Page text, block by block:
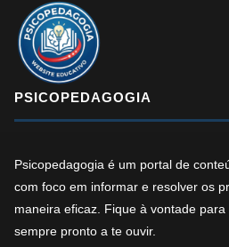
PSICOPEDAGOGIA
Psicopedagogia é um portal de
com foco em informar e resolver os
maneira eficaz. Fique à vontade
sempre pronto a te ouvir.